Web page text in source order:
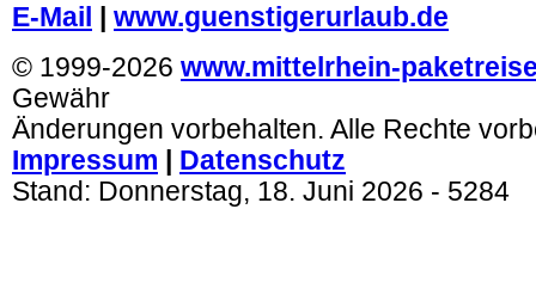
E-Mail
www.guenstigerurlaub.de
© 1999-2026 www.mittelrhein-
Gewähr
Änderungen vorbehalten. Alle Rechte
Impressum
Datenschutz
Stand: Donnerstag, 18. Juni 2026 - 5284